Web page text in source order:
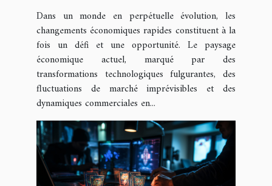
économiques rapides
Dans un monde en perpétuelle évolution, les
changements économiques rapides constituent à la
fois un défi et une opportunité. Le paysage
économique actuel, marqué par des
transformations technologiques fulgurantes, des
fluctuations de marché imprévisibles et des
dynamiques commerciales en...